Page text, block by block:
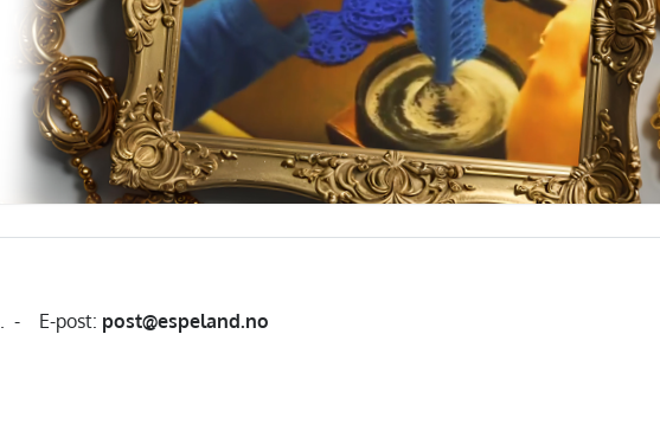
- E-post: post@espeland.no